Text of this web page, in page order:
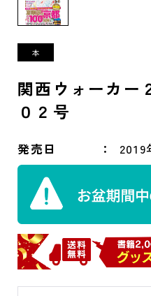
関西ウォーカー
０２号
発売日 2019